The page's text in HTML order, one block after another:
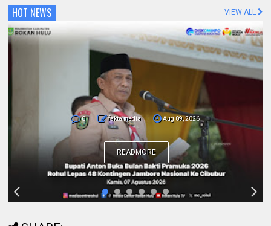
HOT NEWS VIEW ALL
fakta media Aug 09, 2026
Pemda dan Polres Rokan Hulu Intens
Berkoordinasi untuk Penyusunan Perda
Lingkungan dan Penanaman Pohon Guna
Mendukung Program Green Policing
READMORE